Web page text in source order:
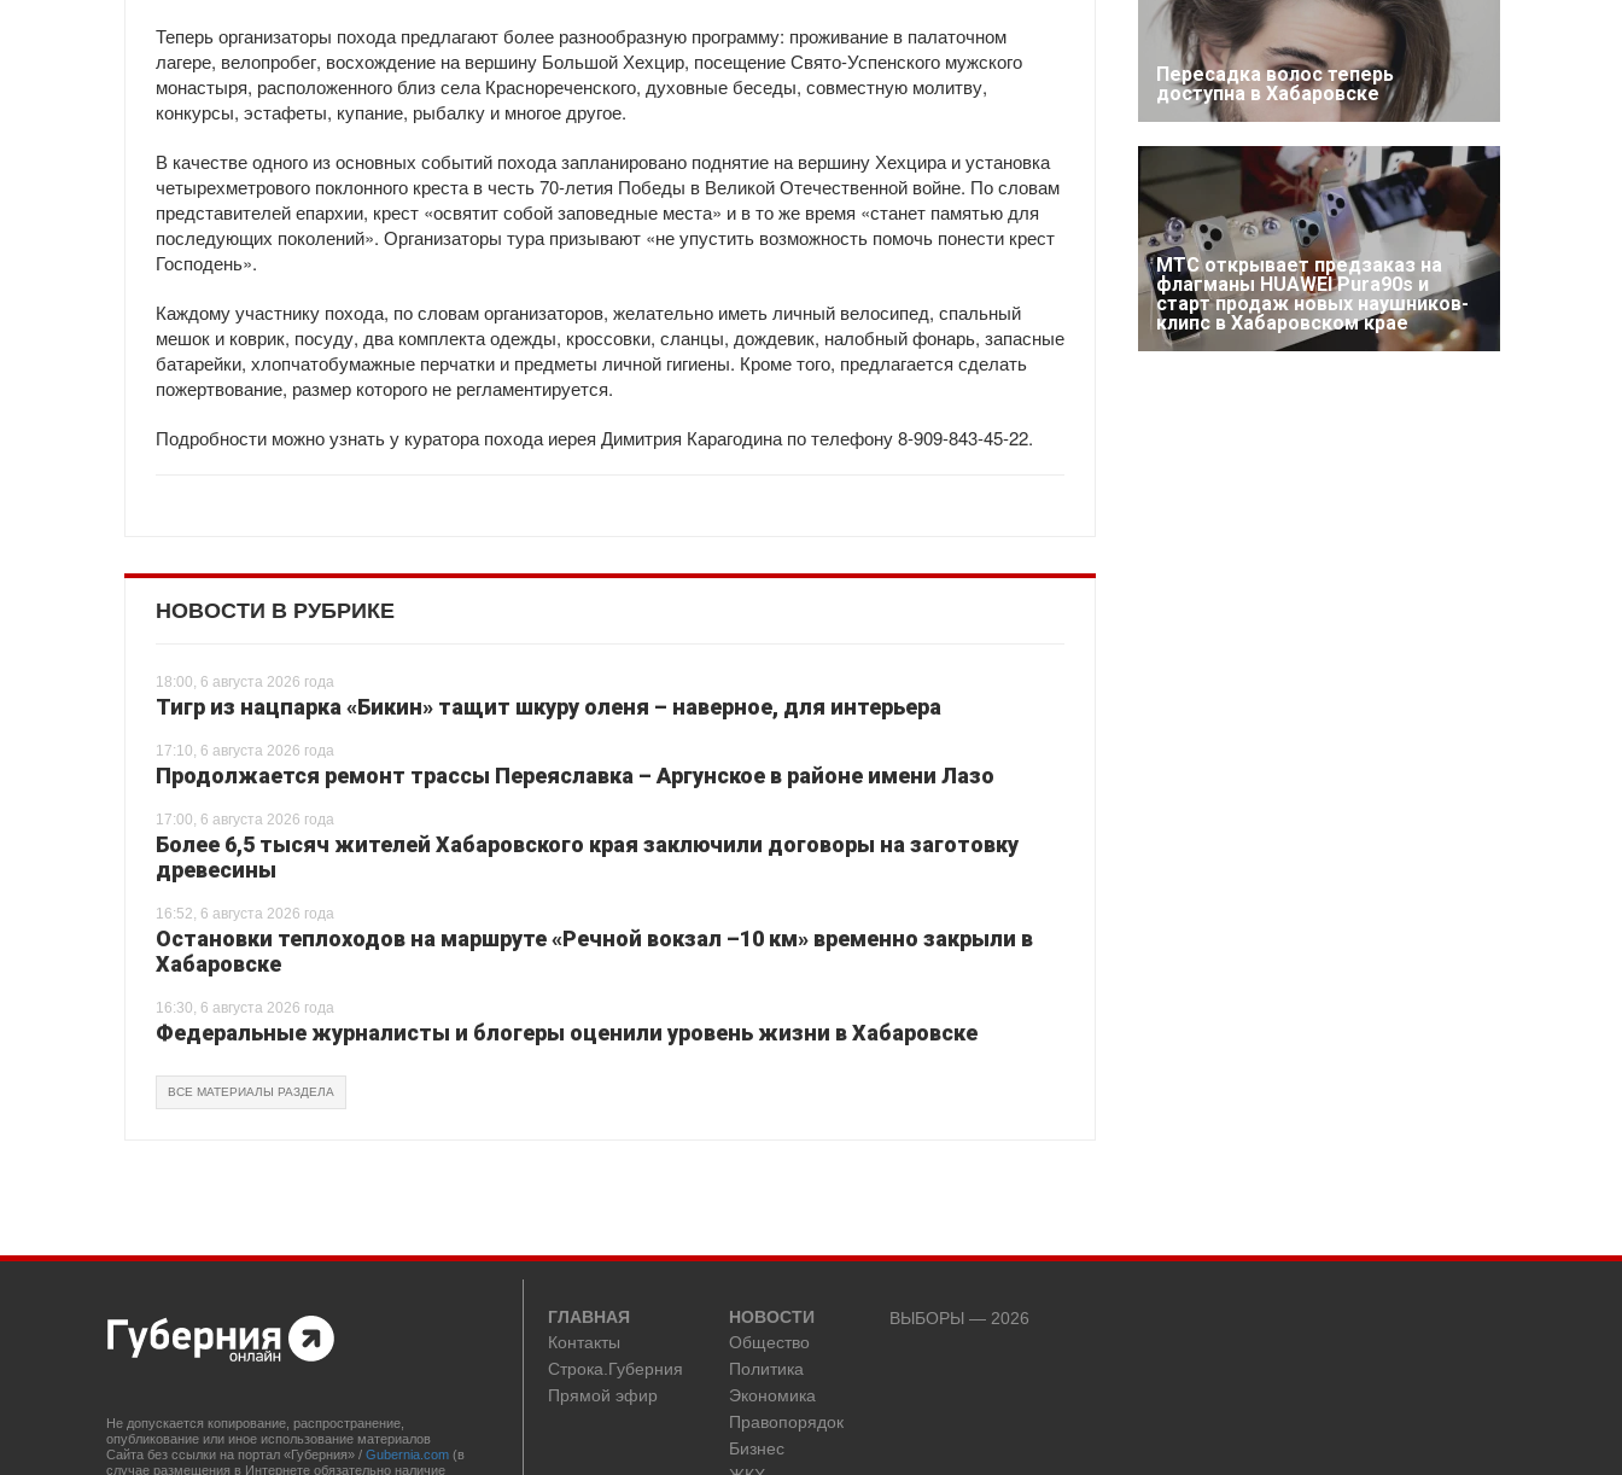
Теперь организаторы похода предлагают более разнообразную программу: проживание в палаточном
лагере, велопробег, восхождение на вершину Большой Хехцир, посещение Свято-Успенского мужского
монастыря, расположенного близ села Краснореченского, духовные беседы, совместную молитву,
конкурсы, эстафеты, купание, рыбалку и многое другое.
В качестве одного из основных событий похода запланировано поднятие на вершину Хехцира и установка
четырехметрового поклонного креста в честь 70-летия Победы в Великой Отечественной войне. По словам
представителей епархии, крест «освятит собой заповедные места» и в то же время «станет памятью для
последующих поколений». Организаторы тура призывают «не упустить возможность помочь понести крест
Господень».
Каждому участнику похода, по словам организаторов, желательно иметь личный велосипед, спальный
мешок и коврик, посуду, два комплекта одежды, кроссовки, сланцы, дождевик, налобный фонарь, запасные
батарейки, хлопчатобумажные перчатки и предметы личной гигиены. Кроме того, предлагается сделать
пожертвование, размер которого не регламентируется.
Подробности можно узнать у куратора похода иерея Димитрия Карагодина по телефону 8-909-843-45-22.
НОВОСТИ В РУБРИКЕ
18:00, 6 августа 2026 года
Тигр из нацпарка «Бикин» тащит шкуру оленя – наверное, для интерьера
17:10, 6 августа 2026 года
Продолжается ремонт трассы Переяславка – Аргунское в районе имени Лазо
17:00, 6 августа 2026 года
Более 6,5 тысяч жителей Хабаровского края заключили договоры на заготовку
древесины
16:52, 6 августа 2026 года
Остановки теплоходов на маршруте «Речной вокзал –10 км» временно закрыли в
Хабаровске
16:30, 6 августа 2026 года
Федеральные журналисты и блогеры оценили уровень жизни в Хабаровске
ВСЕ МАТЕРИАЛЫ РАЗДЕЛА
Пересадка волос теперь
доступна в Хабаровске
МТС открывает предзаказ на
флагманы HUAWEI Pura90s и
старт продаж новых наушников-
клипс в Хабаровском крае
Не допускается копирование, распространение,
опубликование или иное использование материалов
Сайта без ссылки на портал «Губерния» / Gubernia.com (в
случае размещения в Интернете обязательно наличие
ГЛАВНАЯ
Контакты
Строка.Губерния
Прямой эфир
НОВОСТИ
Общество
Политика
Экономика
Правопорядок
Бизнес
ВЫБОРЫ — 2026